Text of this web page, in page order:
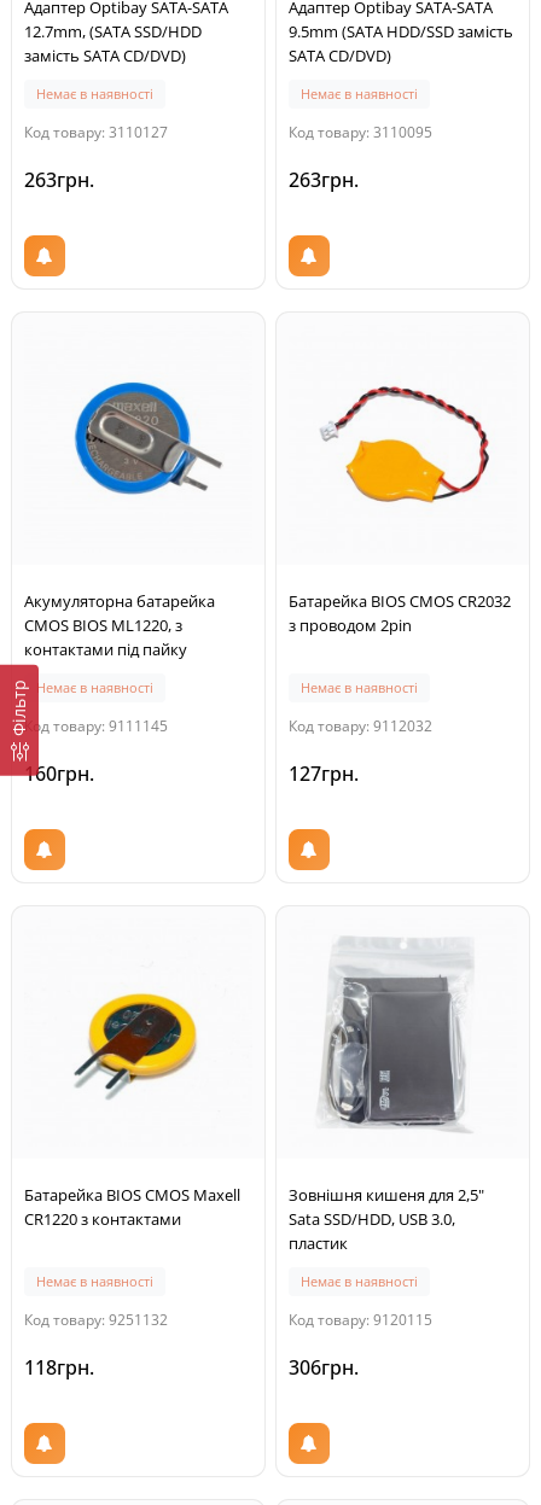
Фільтр
Адаптер Optibay SATA-SATA
12.7mm, (SATA SSD/HDD
замість SATA CD/DVD)
Немає в наявності
Код товару: 3110127
263грн.
Адаптер Optibay SATA-SATA
9.5mm (SATA HDD/SSD замість
SATA CD/DVD)
Немає в наявності
Код товару: 3110095
263грн.
Акумуляторна батарейка
CMOS BIOS ML1220, з
контактами під пайку
Немає в наявності
Код товару: 9111145
160грн.
Батарейка BIOS CMOS CR2032
з проводом 2pin
Немає в наявності
Код товару: 9112032
127грн.
Батарейка BIOS CMOS Maxell
CR1220 з контактами
Немає в наявності
Код товару: 9251132
118грн.
Зовнішня кишеня для 2,5"
Sata SSD/HDD, USB 3.0,
пластик
Немає в наявності
Код товару: 9120115
306грн.